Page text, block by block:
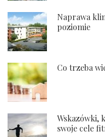
Naprawa
poziomie
Co trzeba
Wskazówki,
swoje cele